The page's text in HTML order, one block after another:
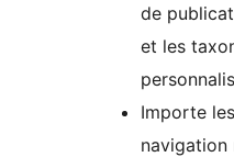
de
et les
Importe
navigation